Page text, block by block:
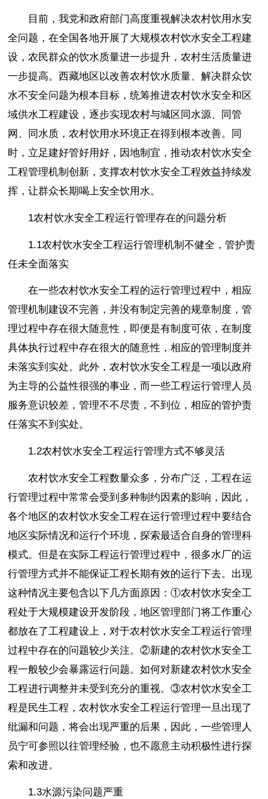
目前，我党和政府部门高度重视解决农村饮用水安
全问题，在全国各地开展了大规模农村饮水安全工程建
设，农民群众的饮水质量进一步提升，农村生活质量进
一步提高。西藏地区以改善农村饮水质量、解决群众饮
水不安全问题为根本目标，统筹推进农村饮水安全和区
域供水工程建设，逐步实现农村与城区同水源、同管
网、同水质，农村饮用水环境正在得到根本改善。同
时，立足建好管好用好，因地制宜，推动农村饮水安全
工程管理机制创新，支撑农村饮水安全工程效益持续发
挥，让群众长期喝上安全饮用水。
1农村饮水安全工程运行管理存在的问题分析
1.1农村饮水安全工程运行管理机制不健全，管护责
任未全面落实
在一些农村饮水安全工程的运行管理过程中，相应
管理机制建设不完善，并没有制定完善的规章制度，管
理过程中存在很大随意性，即便是有制度可依，在制度
具体执行过程中存在很大的随意性，相应的管理制度并
未落实到实处。此外，农村饮水安全工程是一项以政府
为主导的公益性很强的事业，而一些工程运行管理人员
服务意识较差，管理不不尽责，不到位，相应的管护责
任落实不到实处。
1.2农村饮水安全工程运行管理方式不够灵活
农村饮水安全工程数量众多，分布广泛，工程在运
行管理过程中常常会受到多种制约因素的影响，因此，
各个地区的农村饮水安全工程在运行管理过程中要结合
地区实际情况和运行个环境，探索最适合自身的管理科
模式。但是在实际工程运行管理过程中，很多水厂的运
行管理方式并不能保证工程长期有效的运行下去。出现
这种情况主要包含以下几方面原因：①农村饮水安全工
程处于大规模建设开发阶段，地区管理部门将工作重心
都放在了工程建设上，对于农村饮水安全工程运行管理
过程中存在的问题较少关注。②新建的农村饮水安全工
程一般较少会暴露运行问题。如何对新建农村饮水安全
工程进行调整并未受到充分的重视。③农村饮水安全工
程是民生工程，农村饮水安全工程运行管理一旦出现了
纰漏和问题，将会出现严重的后果，因此，一些管理人
员宁可参照以往管理经验，也不愿意主动积极性进行探
索和改进。
1.3水源污染问题严重